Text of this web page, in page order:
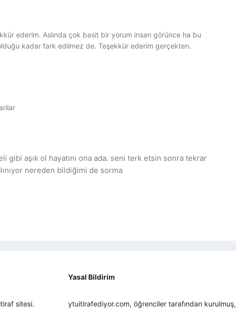
ederim. Aslında çok basit bir yorum insan görünce ha bu
kadar fark edilmez de. Teşekkür ederim gerçekten.
gibi aşık ol hayatını ona ada. seni terk etsin sonra tekrar
nereden bildiğimi de sorma
sitesi.
Yasal Bildirim
ytuitirafediyor.com, öğrenciler tarafından kurulmuş,